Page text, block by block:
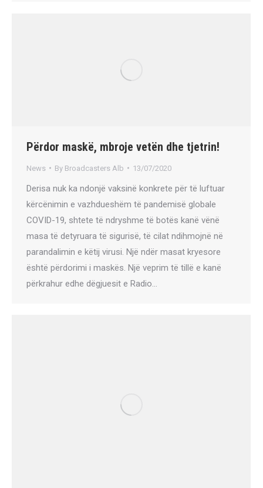
Përdor maskë, mbroje vetën dhe tjetrin!
News By Broadcasters Alb 13/07/2020
Derisa nuk ka ndonjë vaksinë konkrete për të luftuar
kërcënimin e vazhdueshëm të pandemisë globale
COVID-19, shtete të ndryshme të botës kanë vënë
masa të detyruara të sigurisë, të cilat ndihmojnë në
parandalimin e këtij virusi. Një ndër masat kryesore
është përdorimi i maskës. Një veprim të tillë e kanë
përkrahur edhe dëgjuesit e Radio…